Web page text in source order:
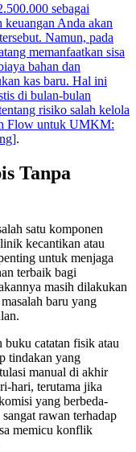
sebagai
keuangan Anda akan
Namun, pada
memanfaatkan sisa
bahan dan
kas baru. Hal ini
di bulan-bulan
risiko salah kelola
Flow untuk UMKM:
.
Tanpa
satu komponen
kecantikan atau
untuk menjaga
terbaik bagi
masih dilakukan
baru yang
catatan fisik atau
tindakan yang
manual di akhir
hari, terutama jika
yang berbeda-
rawan terhadap
memicu konflik